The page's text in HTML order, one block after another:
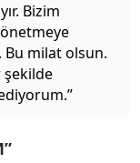
Bizim
milat olsun.
şekilde